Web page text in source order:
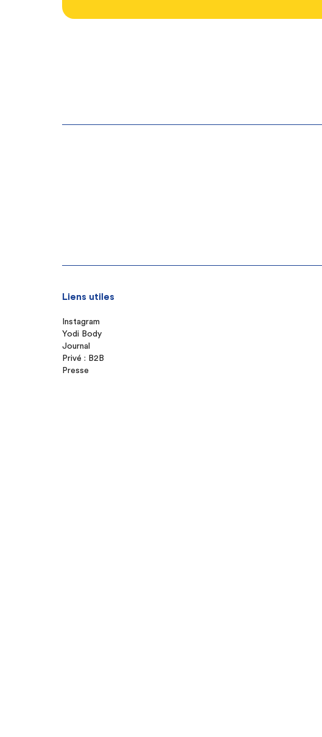
Liens utiles
Instagram
Yodi Body
Journal
Privé : B2B
Presse